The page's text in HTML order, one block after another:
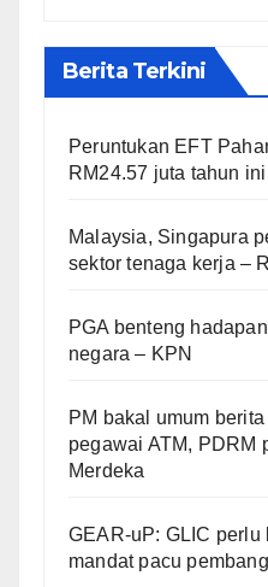
Berita Terkini
Peruntukan EFT
RM24.57 juta tahun
Malaysia, Singapura
sektor tenaga kerja –
PGA benteng
negara – KPN
PM bakal umum
pegawai ATM, PDRM
Merdeka
GEAR-uP: GLIC perlu
mandat pacu